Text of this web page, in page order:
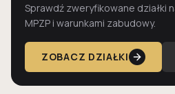
Sprawdź zweryfikowane działki
MPZP i warunkami zabudowy.
ZOBACZ DZIAŁKI